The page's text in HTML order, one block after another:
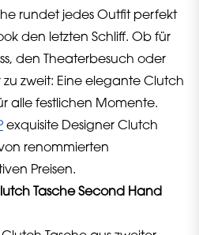
rundet jedes Outfit perfekt
den letzten Schliff. Ob für
den Theaterbesuch oder
zweit: Eine elegante Clutch
alle festlichen Momente.
exquisite Designer Clutch
renommierten
Preisen.
Tasche Second Hand